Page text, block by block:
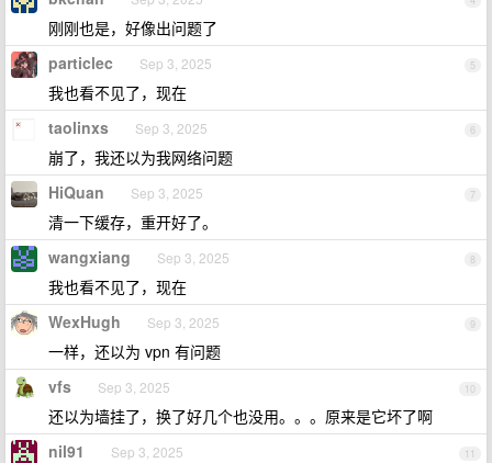
刚刚也是，好像出问题了
5
particlec Sep 3, 2025
我也看不见了，现在
6
taolinxs Sep 3, 2025
崩了，我还以为我网络问题
7
HiQuan Sep 3, 2025
清一下缓存，重开好了。
8
wangxiang Sep 3, 2025
我也看不见了，现在
9
WexHugh Sep 3, 2025
一样，还以为 vpn 有问题
10
vfs Sep 3, 2025
还以为墙挂了，换了好几个也没用。。。原来是它坏了啊
11
nil91 Sep 3, 2025